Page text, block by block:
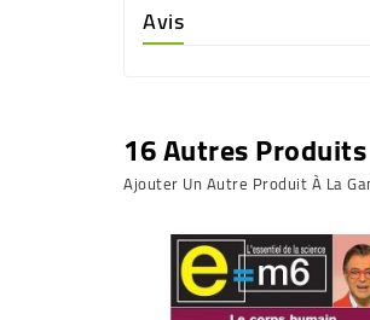
Avis
16 Autres Produits
Ajouter Un Autre Produit À La